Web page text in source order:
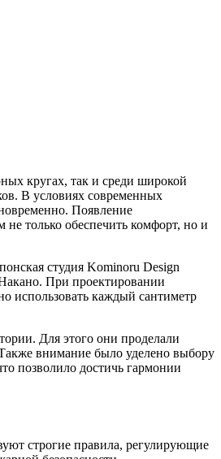
кругах, так и среди широкой
В условиях современных
Появление
только обеспечить комфорт, но и
студия Kominoru Design
При проектировании
использовать каждый сантиметр
Для этого они проделали
внимание было уделено выбору
позволило достичь гармонии
строгие правила, регулирующие